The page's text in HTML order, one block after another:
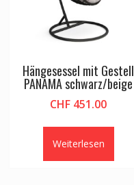
Hängesessel mit Gestell
PANAMA schwarz/beige
CHF 451.00
Weiterlesen